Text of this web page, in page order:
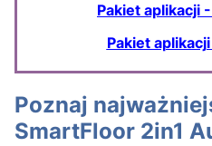
Pakiet aplikacji
Pakiet
Poznaj
SmartFloor 2in1